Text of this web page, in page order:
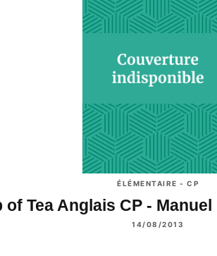
ÉLÉMENTAIRE - CP
of Tea Anglais CP -
14/08/2013